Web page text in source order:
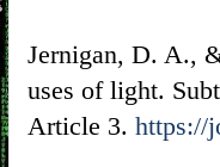
Jernigan, D. A.,
uses of light.
Article 3. https://